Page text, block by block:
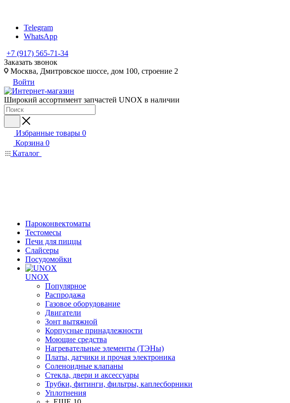
Telegram
WhatsApp
+7 (917) 565-71-34
Заказать звонок
Москва, Дмитровское шоссе, дом 100, строение 2
Войти
Широкий ассортимент запчастей UNOX в наличии
Избранные товары 0
Корзина 0
Каталог
Пароконвектоматы
Тестомесы
Печи для пиццы
Слайсеры
Посудомойки
UNOX
Популярное
Распродажа
Газовое оборудование
Двигатели
Зонт вытяжной
Корпусные принадлежности
Моющие средства
Нагревательные элементы (ТЭНы)
Платы, датчики и прочая электроника
Соленоидные клапаны
Стекла, двери и аксессуары
Трубки, фитинги, фильтры, каплесборники
Уплотнения